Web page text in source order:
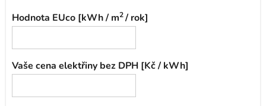
Hodnota EUco [kWh / m2/ rok]
Vaše cena elektřiny bez DPH [Kč / kWh]